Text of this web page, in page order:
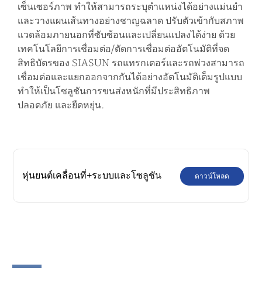
เซ็นเซอร์ภาพ ทำให้สามารถระบุตำแหน่งได้อย่างแม่นยำ
และวางแผนเส้นทางอย่างชาญฉลาด ปรับตัวเข้ากับสภาพ
แวดล้อมภายนอกที่ซับซ้อนและเปลี่ยนแปลงได้ง่าย ด้วย
เทคโนโลยีการเชื่อมต่อ/ตัดการเชื่อมต่ออัตโนมัติที่จด
สิทธิบัตรของ SIASUN รถแทรกเตอร์และรถพ่วงสามารถ
เชื่อมต่อและแยกออกจากกันได้อย่างอัตโนมัติเต็มรูปแบบ
ทำให้เป็นโซลูชันการขนส่งหนักที่มีประสิทธิภาพ
ปลอดภัย และยืดหยุ่น.
หุ่นยนต์เคลื่อนที่+ระบบและโซลูชัน ดาวน์โหลด